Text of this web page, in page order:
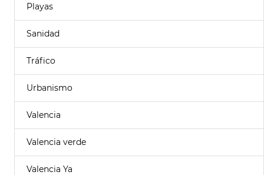
Playas
Sanidad
Tráfico
Urbanismo
Valencia
Valencia verde
Valencia Ya